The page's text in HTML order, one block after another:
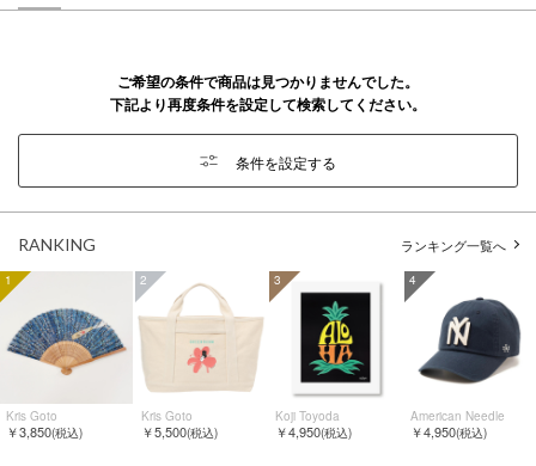
ご希望の条件で商品は見つかりませんでした。
下記より再度条件を設定して検索してください。
条件を設定する
RANKING ランキング一覧へ
1
Kris Goto
￥3,850(税込)
2
Kris Goto
￥5,500(税込)
3
Koji Toyoda
￥4,950(税込)
4
American Needle
￥4,950(税込)